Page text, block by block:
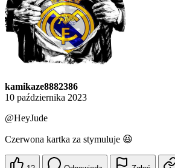
kamikaze8882386
10 października 2023
@HeyJude
Czerwona kartka za stymuluje 😆